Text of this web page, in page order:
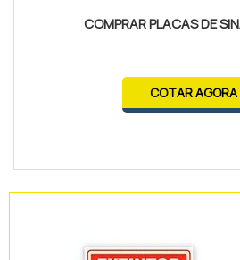
COMPRAR PLACAS DE
COTAR AGORA